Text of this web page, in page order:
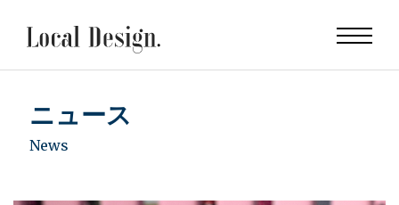
ニュース
News